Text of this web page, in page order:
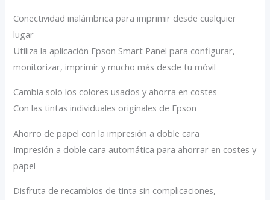
Conectividad inalámbrica para imprimir desde cualquier
lugar
Utiliza la aplicación Epson Smart Panel para configurar,
monitorizar, imprimir y mucho más desde tu móvil
Cambia solo los colores usados y ahorra en costes
Con las tintas individuales originales de Epson
Ahorro de papel con la impresión a doble cara
Impresión a doble cara automática para ahorrar en costes y
papel
Disfruta de recambios de tinta sin complicaciones,